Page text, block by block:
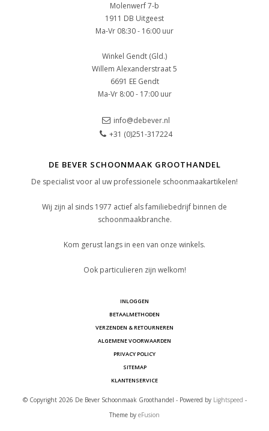
Molenwerf 7-b
1911 DB Uitgeest
Ma-Vr 08:30 - 16:00 uur
Winkel Gendt (Gld.)
Willem Alexanderstraat 5
6691 EE Gendt
Ma-Vr 8:00 - 17:00 uur
info@debever.nl
+31 (0)251-317224
DE BEVER SCHOONMAAK GROOTHANDEL
De specialist voor al uw professionele schoonmaakartikelen!
Wij zijn al sinds 1977 actief als familiebedrijf binnen de
schoonmaakbranche.
Kom gerust langs in een van onze winkels.
Ook particulieren zijn welkom!
INLOGGEN
BETAALMETHODEN
VERZENDEN & RETOURNEREN
ALGEMENE VOORWAARDEN
PRIVACY POLICY
SITEMAP
KLANTENSERVICE
© Copyright 2026 De Bever Schoonmaak Groothandel - Powered by Lightspeed -
Theme by eFusion